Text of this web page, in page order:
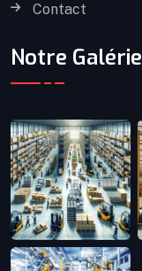
Contact
Notre Galérie